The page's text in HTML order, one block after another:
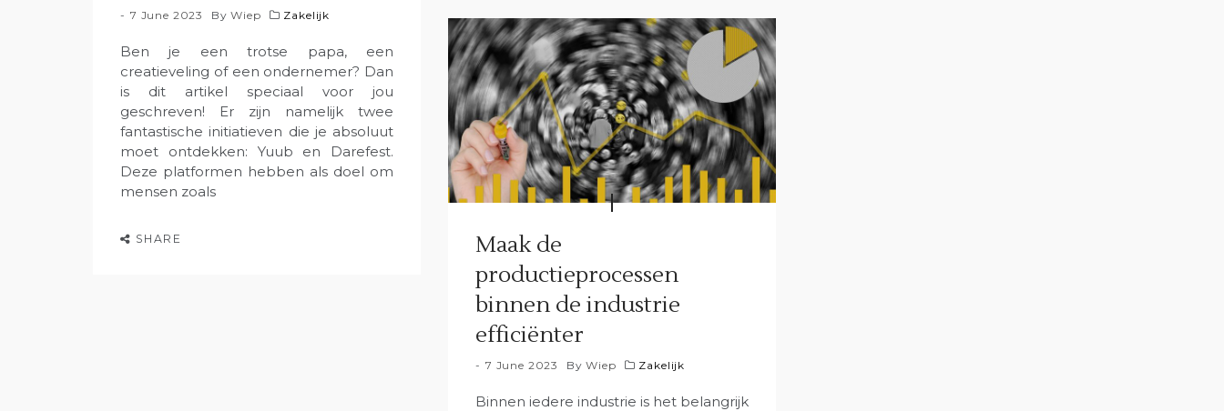
7 June 2023 ByWiep Zakelijk
Ben je een trotse papa, een
creatieveling of een ondernemer? Dan
is dit artikel speciaal voor jou
geschreven! Er zijn namelijk twee
fantastische initiatieven die je absoluut
moet ontdekken: Yuub en Darefest.
Deze platformen hebben als doel om
mensen zoals
SHARE
Maak de
productieprocessen
binnen de industrie
efficiënter
7 June 2023 ByWiep Zakelijk
Binnen iedere industrie is het belangrijk